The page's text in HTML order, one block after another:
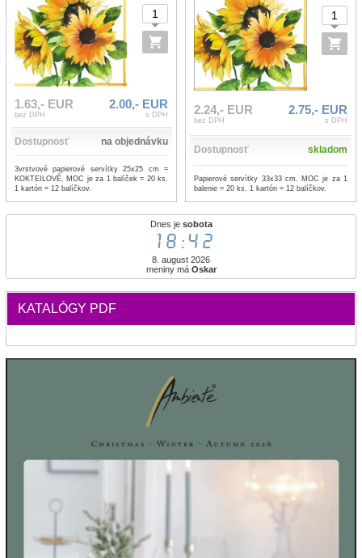
Dnes je sobota
18:43
8. august 2026
meniny má Oskar
KATALÓGY PDF
1.63,- EUR
bez DPH
2.00,- EUR
s DPH
Dostupnosť na objednávku
3vrstvové papierové servítky 25x25 cm =
KOKTEILOVÉ. MOC je za 1 balíček = 20 ks.
1 kartón = 12 balíčkov.
2.24,- EUR
bez DPH
2.75,- EUR
s DPH
Dostupnosť skladom
Papierové servítky 33x33 cm. MOC je za 1
balenie = 20 ks. 1 kartón = 12 balíčkov.